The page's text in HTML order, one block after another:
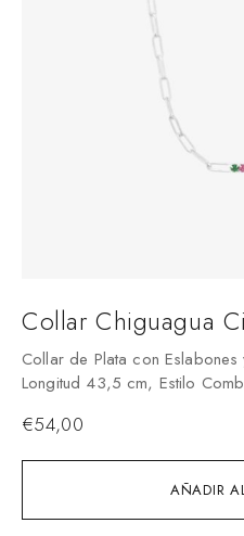
AÑADIR
Collar Chiguagua
Collar de Plata con
Longitud 43,5 cm, Estilo
€54,00